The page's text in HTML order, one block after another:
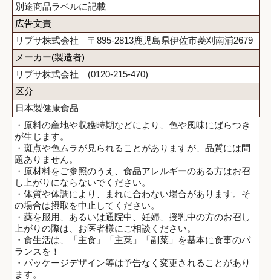
別途商品ラベルに記載
広告文責
リプサ株式会社 〒895-2813鹿児島県伊佐市菱刈南浦2679
メーカー(製造者)
リプサ株式会社 (0120-215-470)
区分
日本製健康食品
・原料の産地や収穫時期などにより、色や風味にばらつき
が生じます。
・斑点や色ムラが見られることがありますが、品質には問
題ありません。
・原材料をご参照のうえ、食品アレルギーのある方はお召
し上がりにならないでください。
・体質や体調により、まれに合わない場合があります。そ
の場合は摂取を中止してください。
・薬を服用、あるいは通院中、妊婦、授乳中の方のお召し
上がりの際は、お医者様にご相談ください。
・食生活は、「主食」「主菜」「副菜」を基本に食事のバ
ランスを！
・パッケージデザイン等は予告なく変更されることがあり
ます。